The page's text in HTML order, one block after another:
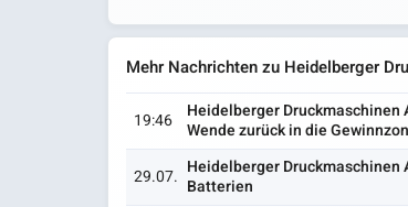
Mehr Nachrichten zu Heidelberger
19:46
Heidelberger
Wende zurück in die
29.07. Heidelberger Druckmaschinen
Batterien